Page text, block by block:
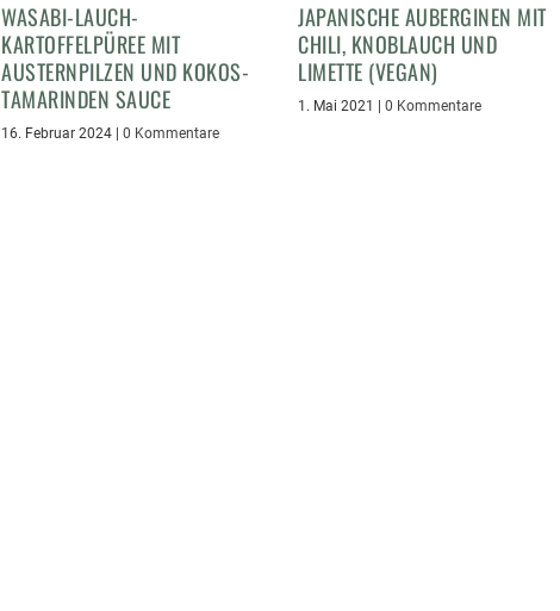
WASABI-LAUCH-
KARTOFFELPÜREE MIT
AUSTERNPILZEN UND KOKOS-
TAMARINDEN SAUCE
16. Februar 2024 |0 Kommentare
JAPANISCHE AUBERGINEN MIT
CHILI, KNOBLAUCH UND
LIMETTE (VEGAN)
1. Mai 2021 |0 Kommentare